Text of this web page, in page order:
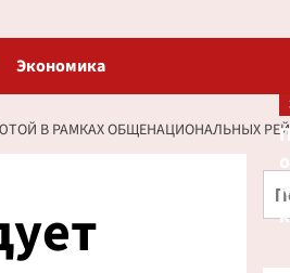
Экономика
В РАМКАХ ОБЩЕНАЦИОНАЛЬНЫХ